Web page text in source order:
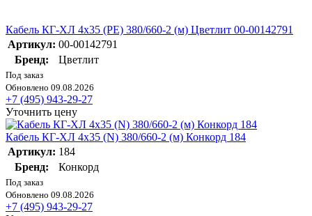
Кабель КГ-ХЛ 4х35 (PE) 380/660-2 (м) Цветлит 00-00142791
Артикул: 00-00142791
Бренд:
Цветлит
Под заказ
Обновлено 09.08.2026
+7 (495) 943-29-27
Уточнить цену
Кабель КГ-ХЛ 4х35 (N) 380/660-2 (м) Конкорд 184
Артикул: 184
Бренд:
Конкорд
Под заказ
Обновлено 09.08.2026
+7 (495) 943-29-27